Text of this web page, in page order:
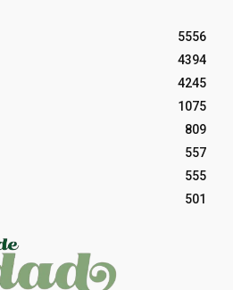
5556
4394
4245
1075
809
557
555
501